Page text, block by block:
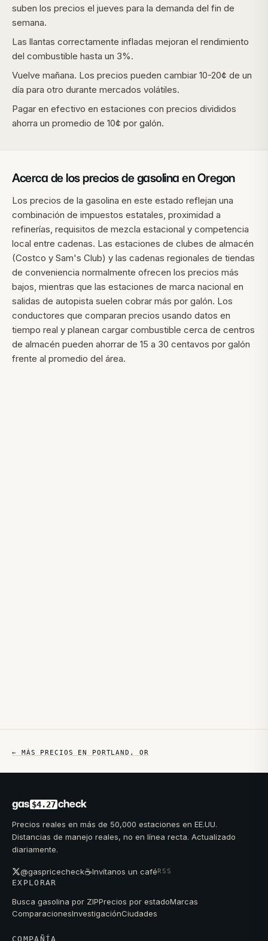
suben los precios el jueves para la demanda del fin de
semana.
Las llantas correctamente infladas mejoran el rendimiento
del combustible hasta un 3%.
Vuelve mañana. Los precios pueden cambiar 10-20¢ de un
día para otro durante mercados volátiles.
Pagar en efectivo en estaciones con precios divididos
ahorra un promedio de 10¢ por galón.
Acerca de los precios de gasolina en Oregon
Los precios de la gasolina en este estado reflejan una
combinación de impuestos estatales, proximidad a
refinerías, requisitos de mezcla estacional y competencia
local entre cadenas. Las estaciones de clubes de almacén
(Costco y Sam's Club) y las cadenas regionales de tiendas
de conveniencia normalmente ofrecen los precios más
bajos, mientras que las estaciones de marca nacional en
salidas de autopista suelen cobrar más por galón. Los
conductores que comparan precios usando datos en
tiempo real y planean cargar combustible cerca de centros
de almacén pueden ahorrar de 15 a 30 centavos por galón
frente al promedio del área.
← MÁS PRECIOS EN PORTLAND , OR
gas $4.27 check
Precios reales en más de 50,000 estaciones en EE.UU.
Distancias de manejo reales, no en línea recta. Actualizado
diariamente.
@gaspricecheck☕Invítanos un caféRSS
EXPLORAR
Busca gasolina por ZIPPrecios por estadoMarcas
ComparacionesInvestigaciónCiudades
COMPAÑÍA